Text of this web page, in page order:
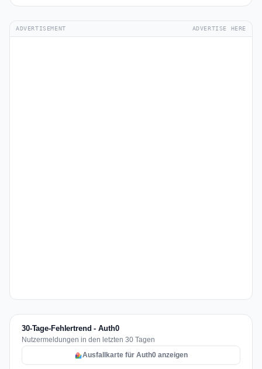
ADVERTISEMENT ADVERTISE HERE
30-Tage-Fehlertrend - Auth0
Nutzermeldungen in den letzten 30 Tagen
Ausfallkarte für Auth0 anzeigen